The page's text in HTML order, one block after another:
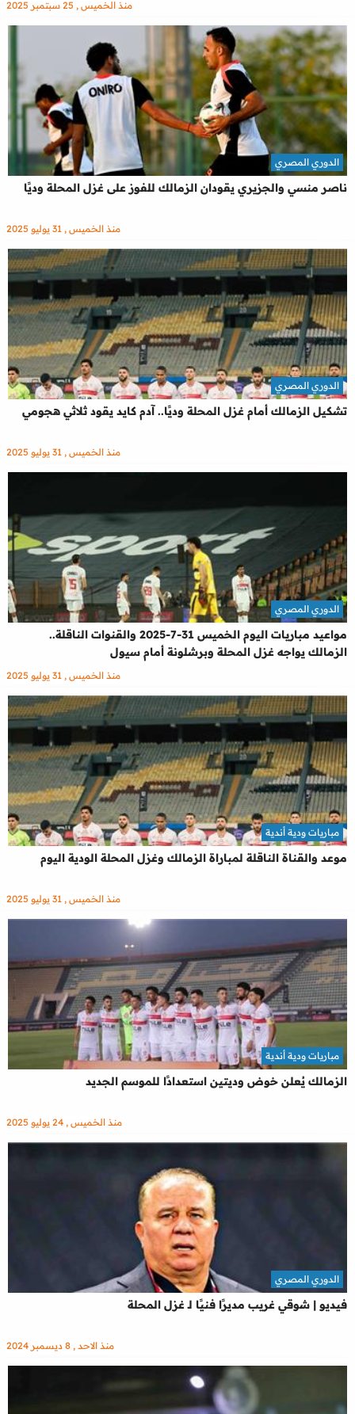
منذ الخميس , 25 سبتمبر 2025
ناصر منسي والجزيري يقودان الزمالك للفوز على غزل المحلة وديًا
الدوري المصري
منذ الخميس , 31 يوليو 2025
تشكيل الزمالك أمام غزل المحلة وديًا.. آدم كايد يقود ثلاثي هجومي
الدوري المصري
منذ الخميس , 31 يوليو 2025
مواعيد مباريات اليوم الخميس 31-7-2025 والقنوات الناقلة..
الزمالك يواجه غزل المحلة وبرشلونة أمام سيول
الدوري المصري
منذ الخميس , 31 يوليو 2025
موعد والقناة الناقلة لمباراة الزمالك وغزل المحلة الودية اليوم
مباريات ودية أندية
منذ الخميس , 31 يوليو 2025
الزمالك يُعلن خوض وديتين استعدادًا للموسم الجديد
مباريات ودية أندية
منذ الخميس , 24 يوليو 2025
فيديو | شوقي غريب مديرًا فنيًا لـ غزل المحلة
الدوري المصري
منذ الاحد , 8 ديسمبر 2024